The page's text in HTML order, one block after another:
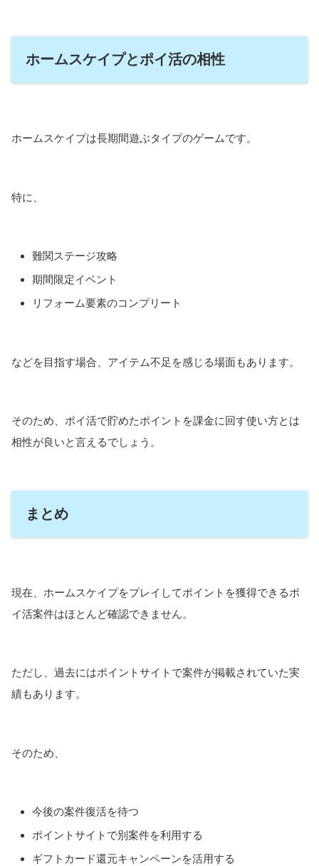
ホームスケイプとポイ活の相性
ホームスケイプは長期間遊ぶタイプのゲームです。
特に、
難関ステージ攻略
期間限定イベント
リフォーム要素のコンプリート
などを目指す場合、アイテム不足を感じる場面もあります。
そのため、ポイ活で貯めたポイントを課金に回す使い方とは
相性が良いと言えるでしょう。
まとめ
現在、ホームスケイプをプレイしてポイントを獲得できるポ
イ活案件はほとんど確認できません。
ただし、過去にはポイントサイトで案件が掲載されていた実
績もあります。
そのため、
今後の案件復活を待つ
ポイントサイトで別案件を利用する
ギフトカード還元キャンペーンを活用する